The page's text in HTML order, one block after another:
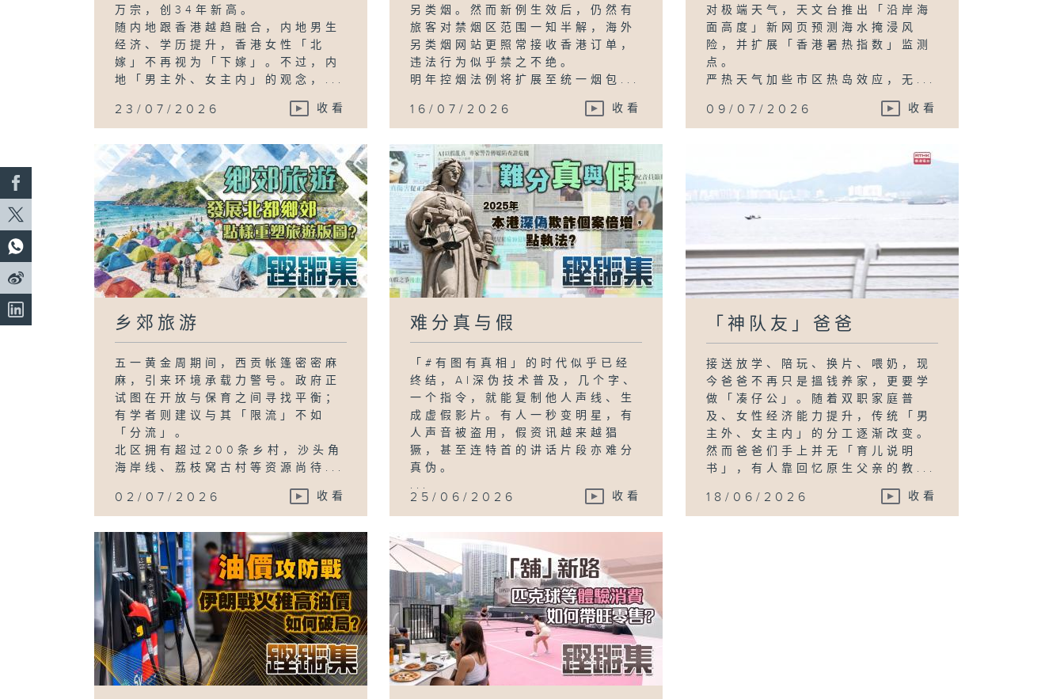
万宗，创34年新高。
随内地跟香港越趋融合，内地男生
经济、学历提升，香港女性「北
嫁」不再视为「下嫁」。不过，内
地「男主外、女主内」的观念，...
23/07/2026 收看
另类烟。然而新例生效后，仍然有
旅客对禁烟区范围一知半解，海外
另类烟网站更照常接收香港订单，
违法行为似乎禁之不绝。
明年控烟法例将扩展至统一烟包...
16/07/2026 收看
对极端天气，天文台推出「沿岸海
面高度」新网页预测海水掩浸风
险，并扩展「香港暑热指数」监测
点。
严热天气加些市区热岛效应，无...
09/07/2026 收看
乡郊旅游
五一黄金周期间，西贡帐篷密密麻
麻，引来环境承载力警号。政府正
试图在开放与保育之间寻找平衡；
有学者则建议与其「限流」不如
「分流」。
北区拥有超过200条乡村，沙头角
海岸线、荔枝窝古村等资源尚待...
02/07/2026 收看
难分真与假
「#有图有真相」的时代似乎已经
终结，AI深伪技术普及，几个字、
一个指令，就能复制他人声线、生
成虚假影片。有人一秒变明星，有
人声音被盗用，假资讯越来越猖
獗，甚至连特首的讲话片段亦难分
真伪。
...
25/06/2026 收看
「神队友」爸爸
接送放学、陪玩、换片、喂奶，现
今爸爸不再只是搵钱养家，更要学
做「凑仔公」。随着双职家庭普
及、女性经济能力提升，传统「男
主外、女主内」的分工逐渐改变。
然而爸爸们手上并无「育儿说明
书」，有人靠回忆原生父亲的教...
18/06/2026 收看